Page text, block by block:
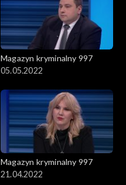
Magazyn kryminalny 997
05.05.2022
Magazyn kryminalny 997
21.04.2022